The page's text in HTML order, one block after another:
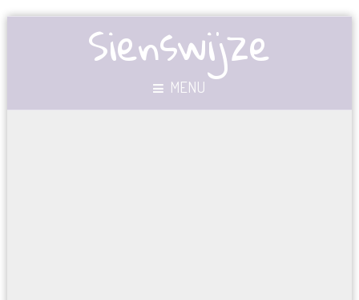
Sienswijze
MENU